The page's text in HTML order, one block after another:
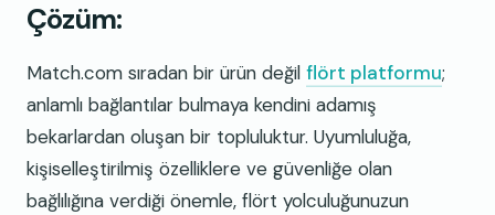
Çözüm:
Match.com sıradan bir ürün değil flört platformu;
anlamlı bağlantılar bulmaya kendini adamış
bekarlardan oluşan bir topluluktur. Uyumluluğa,
kişiselleştirilmiş özelliklere ve güvenliğe olan
bağlılığına verdiği önemle, flört yolculuğunuzun